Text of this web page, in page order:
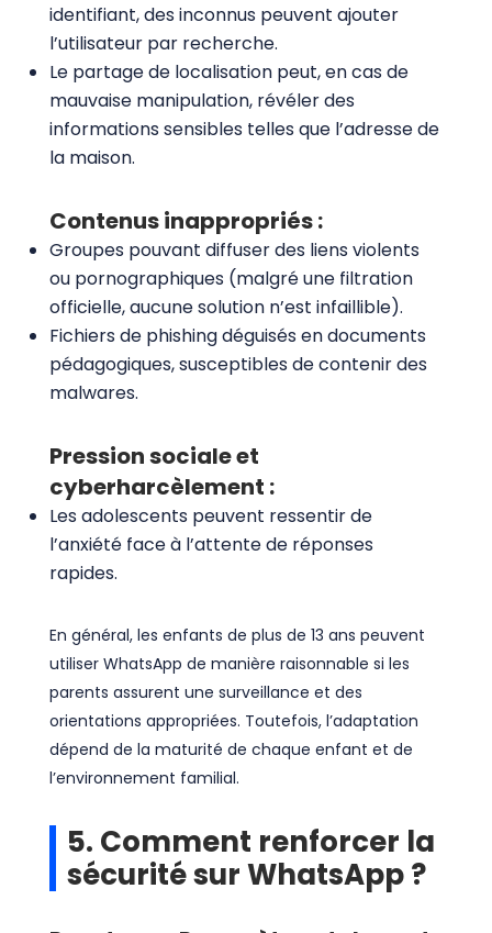
identifiant, des inconnus peuvent ajouter
l’utilisateur par recherche.
Le partage de localisation peut, en cas de
mauvaise manipulation, révéler des
informations sensibles telles que l’adresse de
la maison.
Contenus inappropriés :
Groupes pouvant diffuser des liens violents
ou pornographiques (malgré une filtration
officielle, aucune solution n’est infaillible).
Fichiers de phishing déguisés en documents
pédagogiques, susceptibles de contenir des
malwares.
Pression sociale et
cyberharcèlement :
Les adolescents peuvent ressentir de
l’anxiété face à l’attente de réponses
rapides.
En général, les enfants de plus de 13 ans peuvent
utiliser WhatsApp de manière raisonnable si les
parents assurent une surveillance et des
orientations appropriées. Toutefois, l’adaptation
dépend de la maturité de chaque enfant et de
l’environnement familial.
5. Comment renforcer la
sécurité sur WhatsApp ?